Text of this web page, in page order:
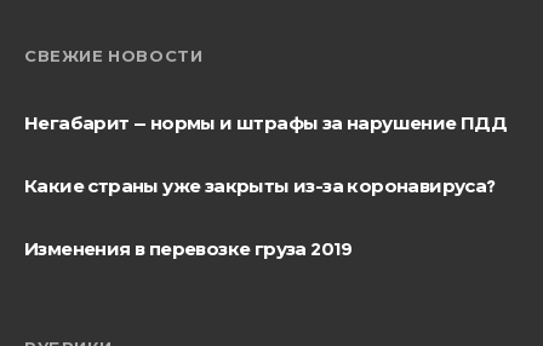
СВЕЖИЕ НОВОСТИ
Негабарит — нормы и штрафы за нарушение ПДД
Какие страны уже закрыты из-за коронавируса?
Изменения в перевозке груза 2019